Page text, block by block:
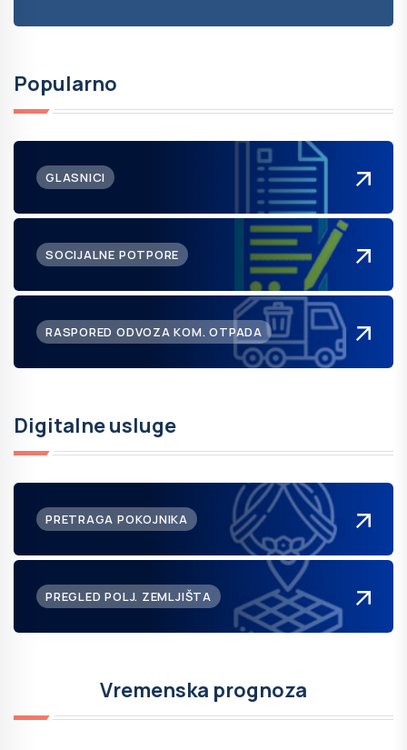
Popularno
GLASNICI
SOCIJALNE POTPORE
RASPORED ODVOZA KOM. OTPADA
Digitalne usluge
PRETRAGA POKOJNIKA
PREGLED POLJ. ZEMLJIŠTA
Vremenska prognoza